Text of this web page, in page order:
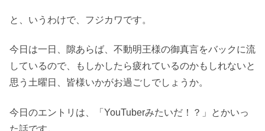
と、いうわけで、フジカワです。
今日は一日、隙あらば、不動明王様の御真言をバックに流
しているので、もしかしたら疲れているのかもしれないと
思う土曜日、皆様いかがお過ごしでしょうか。
今日のエントリは、「YouTuberみたいだ！？」とかいっ
た話です。